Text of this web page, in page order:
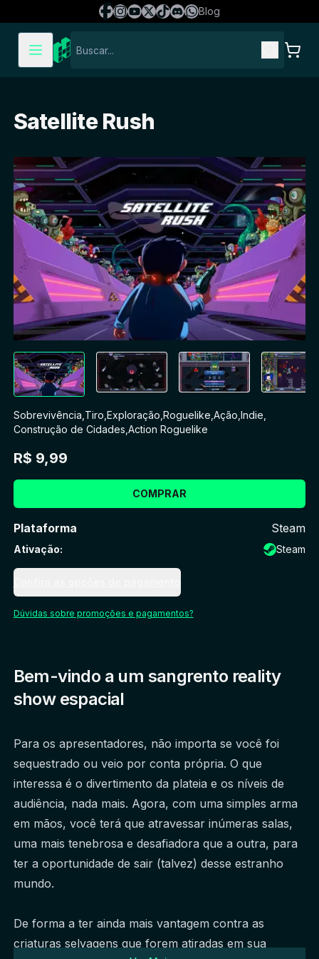
Blog
Satellite Rush
Sobrevivência Tiro Exploração Roguelike Ação Indie
Construção de Cidades Action Roguelike
R$ 9,99
COMPRAR
Plataforma Steam
Ativação: Steam
Dúvidas sobre promoções e pagamentos?
Bem-vindo a um sangrento reality
show espacial
Para os apresentadores, não importa se você foi
sequestrado ou veio por conta própria. O que
interessa é o divertimento da plateia e os níveis de
audiência, nada mais. Agora, com uma simples arma
em mãos, você terá que atravessar inúmeras salas,
uma mais tenebrosa e desafiadora que a outra, para
ter a oportunidade de sair (talvez) desse estranho
mundo.
De forma a ter ainda mais vantagem contra as
criaturas selvagens que forem atiradas em sua